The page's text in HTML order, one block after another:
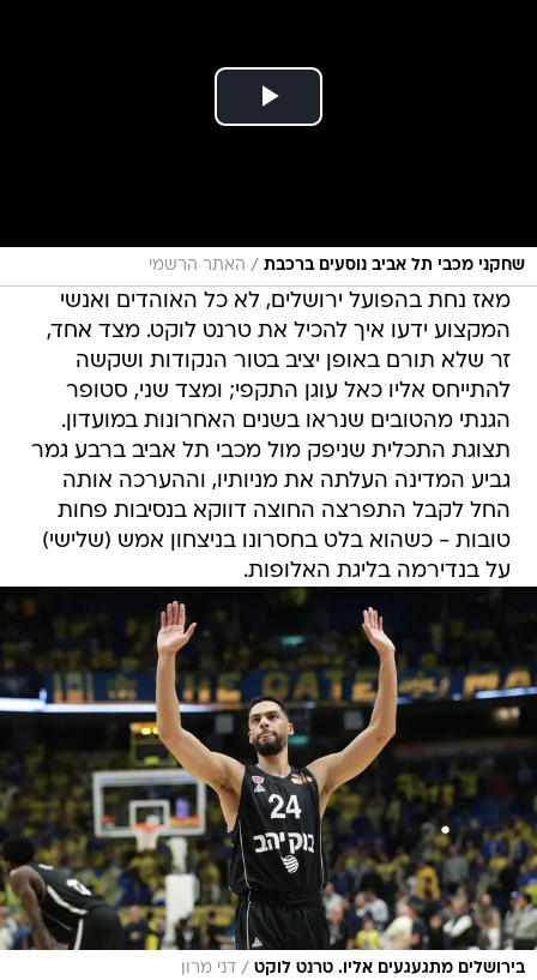
שחקני מכבי תל אביב נוסעים ברכבת / האתר הרשמי
מאז נחת בהפועל ירושלים, לא כל האוהדים ואנשי
המקצוע ידעו איך להכיל את טרנט לוקט. מצד אחד,
זר שלא תורם באופן יציב בטור הנקודות ושקשה
להתייחס אליו כאל עוגן התקפי; ומצד שני, סטופר
הגנתי מהטובים שנראו בשנים האחרונות במועדון.
תצוגת התכלית שניפק מול מכבי תל אביב ברבע גמר
גביע המדינה העלתה את מניותיו, וההערכה אותה
החל לקבל התפרצה החוצה דווקא בנסיבות פחות
טובות - כשהוא בלט בחסרונו בניצחון אמש (שלישי)
על בנדירמה בליגת האלופות.
בירושלים מתגעגעים אליו. טרנט לוקט / דני מרון